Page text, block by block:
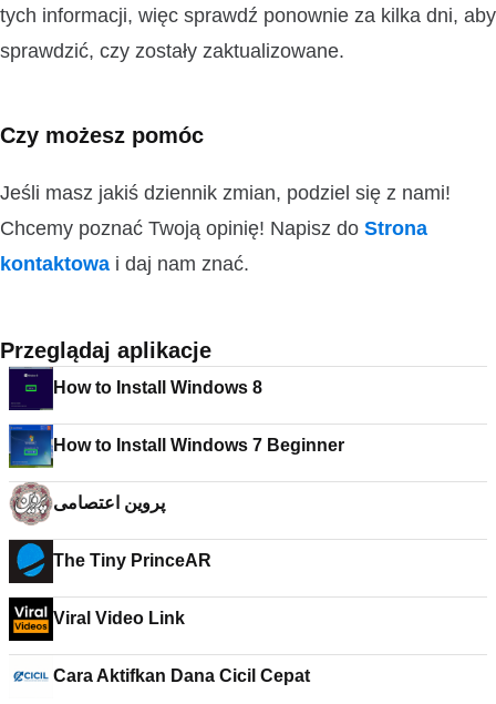
tych informacji, więc sprawdź ponownie za kilka dni, aby
sprawdzić, czy zostały zaktualizowane.
Czy możesz pomóc
Jeśli masz jakiś dziennik zmian, podziel się z nami!
Chcemy poznać Twoją opinię! Napisz do Strona
kontaktowa i daj nam znać.
Przeglądaj aplikacje
How to Install Windows 8
How to Install Windows 7 Beginner
پروین اعتصامی
The Tiny PrinceAR
Viral Video Link
Cara Aktifkan Dana Cicil Cepat